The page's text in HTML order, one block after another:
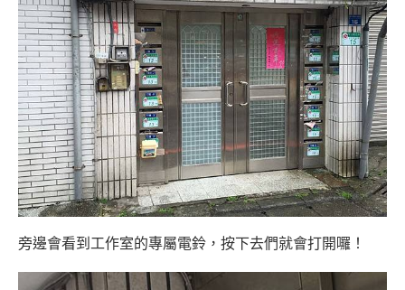
旁邊會看到工作室的專屬電鈴，按下去們就會打開囉！